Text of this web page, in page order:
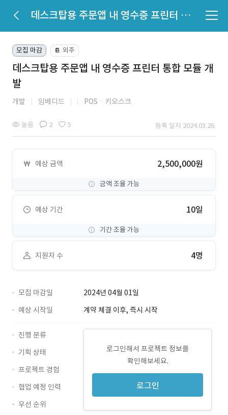
데스크탑용 주문앱 내 영수증 프린터 통합 모듈 개발
모집 마감 📔 외주
데스크탑용 주문앱 내 영수증 프린터 통합 모듈 개
발
개발 임베디드 POSㆍ키오스크
높음 2 5 등록 일자 2024.03.26.
예상 금액 2,500,000원
금액 조율 가능
예상 기간 10일
기간 조율 가능
지원자 수 4명
모집 마감일
2024년 04월 01일
예상 시작일
계약 체결 이후, 즉시 시작
로그인해서 프로젝트 정보를
확인해보세요.
로그인
진행 분류
기획 상태
프로젝트 경험
협업 예정 인력
우선 순위